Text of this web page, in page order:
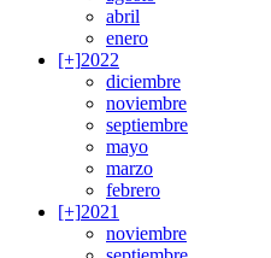
abril
enero
[+]2022
diciembre
noviembre
septiembre
mayo
marzo
febrero
[+]2021
noviembre